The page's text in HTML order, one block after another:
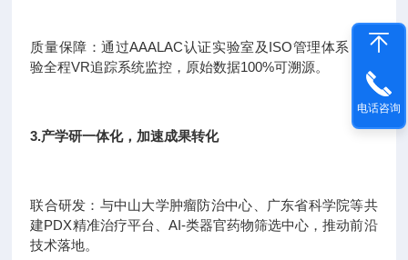
质量保障：通过AAALAC认证实验室及ISO管理体系，实
验全程VR追踪系统监控，原始数据100%可溯源。
3.产学研一体化，加速成果转化
联合研发：与中山大学肿瘤防治中心、广东省科学院等共
建PDX精准治疗平台、AI-类器官药物筛选中心，推动前沿
技术落地。
电话咨询